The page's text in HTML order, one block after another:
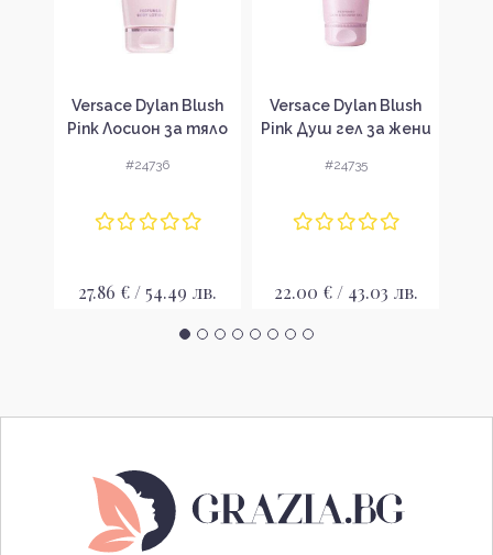
Versace Dylan Blush
Pink Лосион за тяло
#24736
27.86 € / 54.49 лв.
Versace Dylan Blush
Pink Душ гел за жени
#24735
22.00 € / 43.03 лв.